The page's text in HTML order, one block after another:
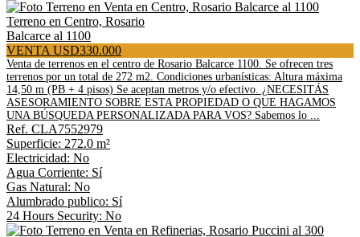
Terreno en Centro, Rosario
Balcarce al 1100
VENTA USD330.000
Venta de terrenos en el centro de Rosario Balcarce 1100. Se ofrecen tres
terrenos por un total de 272 m2. Condiciones urbanísticas: Altura máxima
14,50 m (PB + 4 pisos) Se aceptan metros y/o efectivo. ¿NECESITÁS
ASESORAMIENTO SOBRE ESTA PROPIEDAD O QUE HAGAMOS
UNA BÚSQUEDA PERSONALIZADA PARA VOS? Sabemos lo ...
Ref. CLA7552979
Superficie: 272.0 m²
Electricidad: No
Agua Corriente: Sí
Gas Natural: No
Alumbrado publico: Sí
24 Hours Security: No